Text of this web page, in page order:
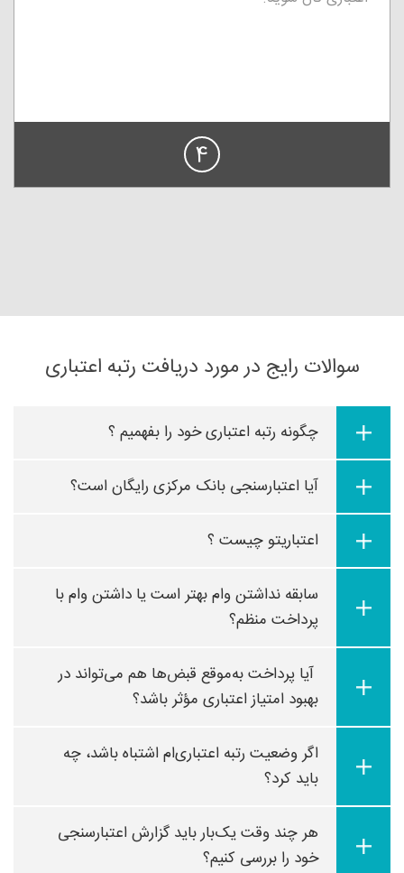
4
سوالات رایج در مورد دریافت رتبه اعتباری
چگونه رتبه اعتباری خود را بفهمیم ؟
آیا اعتبارسنجی بانک مرکزی رایگان است؟
اعتباریتو چیست ؟
سابقه نداشتن وام بهتر است یا داشتن وام با
پرداخت منظم؟
آیا پرداخت به‌موقع قبض‌ها هم می‌تواند در
بهبود امتیاز اعتباری مؤثر باشد؟
اگر وضعیت رتبه اعتباری‌ام اشتباه باشد، چه
باید کرد؟
هر چند وقت یک‌بار باید گزارش اعتبارسنجی
خود را بررسی کنیم؟